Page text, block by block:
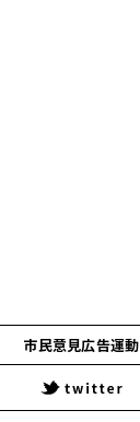
市民意見広告運動